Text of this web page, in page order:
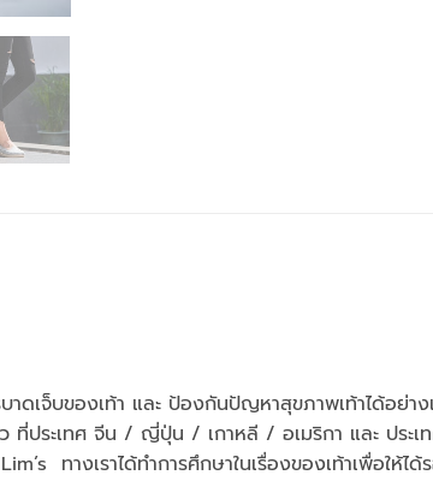
าดเจ็บของเท้า และ ป้องกันปัญหาสุขภาพเท้าได้อย่า
ระเทศ จีน / ญี่ปุ่น / เกาหลี / อเมริกา และ ประเท
ทางเราได้ทำการศึกษาในเรื่องของเท้าเพื่อให้ไ